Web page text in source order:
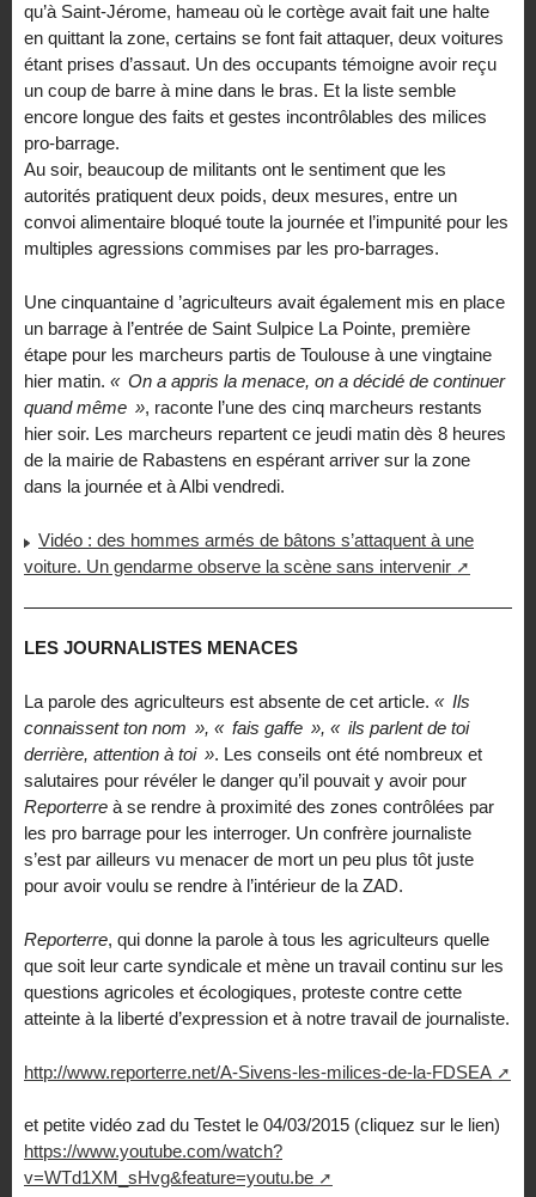
qu’à Saint-Jérome, hameau où le cortège avait fait une halte
en quittant la zone, certains se font fait attaquer, deux voitures
étant prises d’assaut. Un des occupants témoigne avoir reçu
un coup de barre à mine dans le bras. Et la liste semble
encore longue des faits et gestes incontrôlables des milices
pro-barrage.
Au soir, beaucoup de militants ont le sentiment que les
autorités pratiquent deux poids, deux mesures, entre un
convoi alimentaire bloqué toute la journée et l’impunité pour les
multiples agressions commises par les pro-barrages.
Une cinquantaine d ’agriculteurs avait également mis en place
un barrage à l’entrée de Saint Sulpice La Pointe, première
étape pour les marcheurs partis de Toulouse à une vingtaine
hier matin. « On a appris la menace, on a décidé de continuer
quand même », raconte l’une des cinq marcheurs restants
hier soir. Les marcheurs repartent ce jeudi matin dès 8 heures
de la mairie de Rabastens en espérant arriver sur la zone
dans la journée et à Albi vendredi.
Vidéo : des hommes armés de bâtons s’attaquent à une
voiture. Un gendarme observe la scène sans intervenir
LES JOURNALISTES MENACES
La parole des agriculteurs est absente de cet article. « Ils
connaissent ton nom », « fais gaffe », « ils parlent de toi
derrière, attention à toi ». Les conseils ont été nombreux et
salutaires pour révéler le danger qu’il pouvait y avoir pour
Reporterre à se rendre à proximité des zones contrôlées par
les pro barrage pour les interroger. Un confrère journaliste
s’est par ailleurs vu menacer de mort un peu plus tôt juste
pour avoir voulu se rendre à l’intérieur de la ZAD.
Reporterre, qui donne la parole à tous les agriculteurs quelle
que soit leur carte syndicale et mène un travail continu sur les
questions agricoles et écologiques, proteste contre cette
atteinte à la liberté d’expression et à notre travail de journaliste.
http://www.reporterre.net/A-Sivens-les-milices-de-la-FDSEA
et petite vidéo zad du Testet le 04/03/2015 (cliquez sur le lien)
https://www.youtube.com/watch?
v=WTd1XM_sHvg&feature=youtu.be